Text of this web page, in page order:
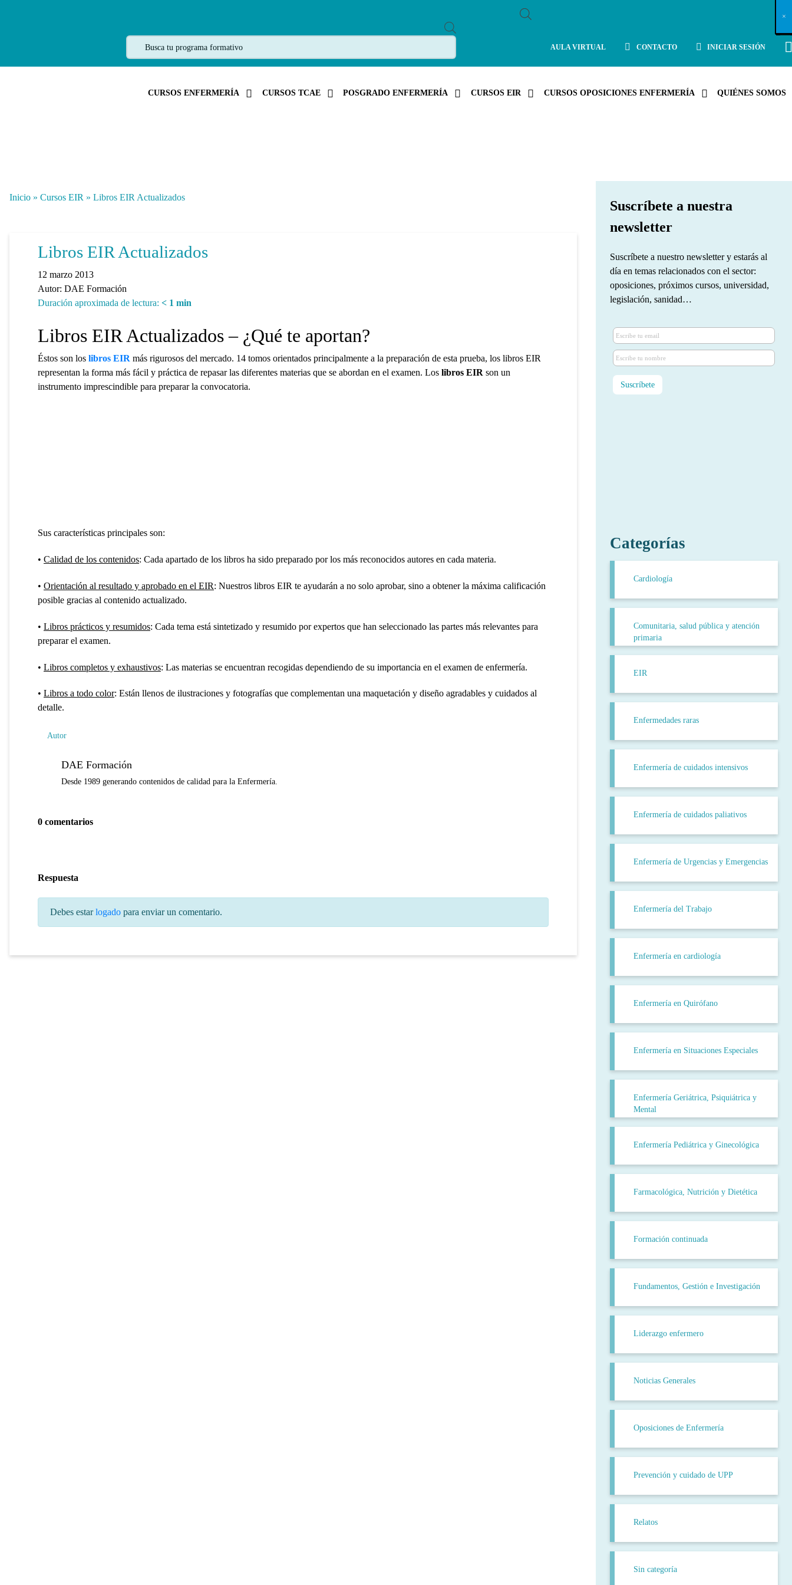
R
D
S
AULA VIRTUAL CONTACTO INICIAR SESIÓN
CURSOS ENFERMERÍA CURSOS TCAE POSGRADO ENFERMERÍA CURSOS EIR CURSOS OPOSICIONES ENFERMERÍA QUIÉNES SOMOS
Inicio » Cursos EIR » Libros EIR Actualizados
Libros EIR Actualizados
12 marzo 2013
Autor: DAE Formación
Duración aproximada de lectura: < 1 min
Libros EIR Actualizados – ¿Qué te aportan?
Éstos son los libros EIR más rigurosos del mercado. 14 tomos orientados principalmente a la preparación de esta prueba, los libros EIR
representan la forma más fácil y práctica de repasar las diferentes materias que se abordan en el examen. Los libros EIR son un
instrumento imprescindible para preparar la convocatoria.
Sus características principales son:
• Calidad de los contenidos: Cada apartado de los libros ha sido preparado por los más reconocidos autores en cada materia.
• Orientación al resultado y aprobado en el EIR: Nuestros libros EIR te ayudarán a no solo aprobar, sino a obtener la máxima calificación
posible gracias al contenido actualizado.
• Libros prácticos y resumidos: Cada tema está sintetizado y resumido por expertos que han seleccionado las partes más relevantes para
preparar el examen.
• Libros completos y exhaustivos: Las materias se encuentran recogidas dependiendo de su importancia en el examen de enfermería.
• Libros a todo color: Están llenos de ilustraciones y fotografías que complementan una maquetación y diseño agradables y cuidados al
detalle.
Autor
DAE Formación
Desde 1989 generando contenidos de calidad para la Enfermería.
0 comentarios
Respuesta
Debes estarlogado para enviar un comentario.
Suscríbete a nuestra
newsletter
Suscríbete a nuestro newsletter y estarás al
día en temas relacionados con el sector:
oposiciones, próximos cursos, universidad,
legislación, sanidad…
Categorías
Cardiología
Comunitaria, salud pública y atención
primaria
EIR
Enfermedades raras
Enfermería de cuidados intensivos
Enfermería de cuidados paliativos
Enfermería de Urgencias y Emergencias
Enfermería del Trabajo
Enfermería en cardiología
Enfermería en Quirófano
Enfermería en Situaciones Especiales
Enfermería Geriátrica, Psiquiátrica y
Mental
Enfermería Pediátrica y Ginecológica
Farmacológica, Nutrición y Dietética
Formación continuada
Fundamentos, Gestión e Investigación
Liderazgo enfermero
Noticias Generales
Oposiciones de Enfermería
Prevención y cuidado de UPP
Relatos
Sin categoría
X
×
×
×
×
×
×
×
×
×
×
×
×
×
×
×
×
×
×
×
×
×
×
×
×
×
×
×
×
×
×
×
×
×
×
×
×
×
×
×
×
×
×
×
×
×
×
×
×
×
×
×
×
×
×
×
×
×
×
×
×
×
×
×
×
×
×
×
×
×
×
×
×
×
×
×
×
×
×
×
×
×
×
×
×
×
×
×
×
×
×
×
×
×
×
×
×
×
×
×
×
×
×
×
×
×
×
×
×
×
×
×
×
×
×
×
×
×
×
×
×
×
×
×
×
×
×
×
×
×
×
×
×
×
×
×
×
×
×
×
×
×
×
×
×
×
×
×
×
×
×
×
×
×
×
×
×
×
×
×
×
×
×
×
×
×
×
×
×
×
×
×
×
×
×
×
×
×
×
×
×
×
×
×
×
×
×
×
×
×
×
×
×
×
×
×
×
×
×
×
×
×
×
×
×
×
×
×
×
×
×
×
×
×
×
×
×